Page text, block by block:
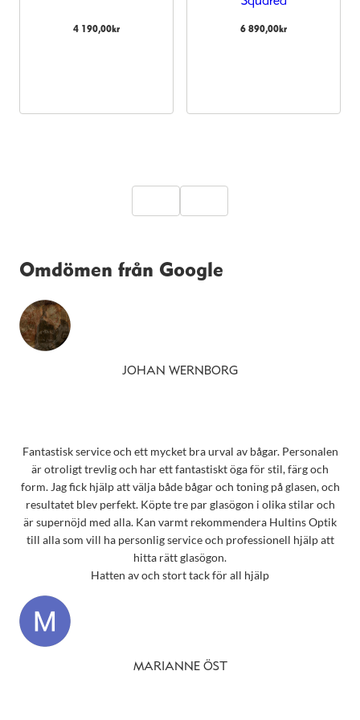
4 190,00kr 6 890,00kr
Omdömen från Google
JOHAN WERNBORG
Fantastisk service och ett mycket bra urval av bågar. Personalen
är otroligt trevlig och har ett fantastiskt öga för stil, färg och
form. Jag fick hjälp att välja både bågar och toning på glasen, och
resultatet blev perfekt. Köpte tre par glasögon i olika stilar och
är supernöjd med alla. Kan varmt rekommendera Hultins Optik
till alla som vill ha personlig service och professionell hjälp att
hitta rätt glasögon.
Hatten av och stort tack för all hjälp
MARIANNE ÖST